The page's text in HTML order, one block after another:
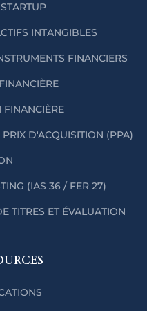
INTANGIBLES
FINANCIERS
FINANCIÈRE
D'ACQUISITION (PPA)
(IAS 36 / FER 27)
TITRES ET ÉVALUATION